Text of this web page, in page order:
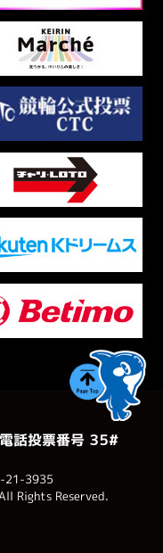
話投票番号 ３５#
21-3935
Rights Reserved.